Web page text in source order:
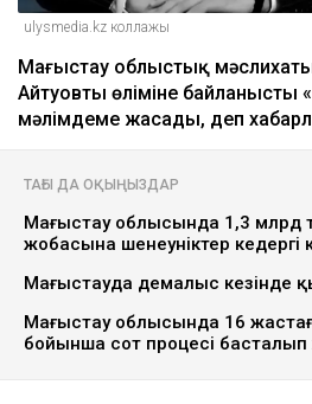
ulysmedia.kz коллажы
Маңғыстау облыстық
Айтуовтың өліміне байланысты
мәлімдеме жасады, деп
ТАҒЫ ДА ОҚЫҢЫЗДАР
Маңғыстау облысында 1,3 млрд
жобасына шенеуніктер кедергі
Маңғыстауда демалыс кезінде
Маңғыстау облысында 16
бойынша сот процесі